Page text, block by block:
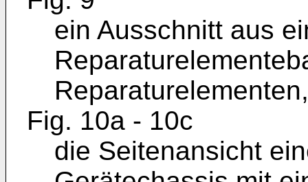
ein Ausschnitt aus
Reparaturelementen,
Fig. 10a - 10c
die Seitenansicht